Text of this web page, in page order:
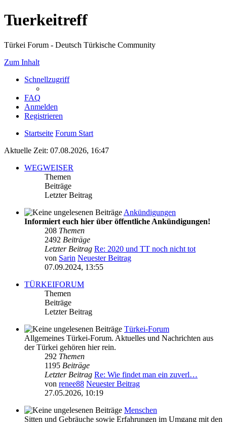
Tuerkeitreff
Türkei Forum - Deutsch Türkische Community
Zum Inhalt
Schnellzugriff
FAQ
Anmelden
Registrieren
Startseite Forum Start
Aktuelle Zeit: 07.08.2026, 16:47
WEGWEISER
Themen
Beiträge
Letzter Beitrag
Ankündigungen
Informiert euch hier über öffentliche Ankündigungen!
208 Themen
2492 Beiträge
Letzter Beitrag Re: 2020 und TT noch nicht tot
von Sarin Neuester Beitrag
07.09.2024, 13:55
TÜRKEIFORUM
Themen
Beiträge
Letzter Beitrag
Türkei-Forum
Allgemeines Türkei-Forum. Aktuelles und Nachrichten aus
der Türkei gehören hier rein.
292 Themen
1195 Beiträge
Letzter Beitrag Re: Wie findet man ein zuverl…
von renee88 Neuester Beitrag
27.05.2026, 10:19
Menschen
Sitten und Gebräuche sowie Erfahrungen im Umgang mit den